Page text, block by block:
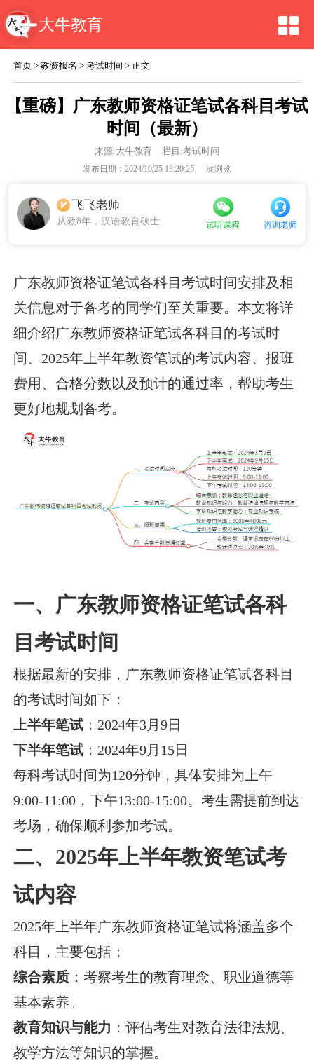
大牛教育
首页 >教资报名 >考试时间 > 正文
【重磅】广东教师资格证笔试各科目考试
时间（最新）
来源:大牛教育 栏目:考试时间
发布日期：2024/10/25 18:20:25 次浏览
飞飞老师
从教8年，汉语教育硕士 试听课程 咨询老师
广东教师资格证笔试各科目考试时间安排及相
关信息对于备考的同学们至关重要。本文将详
细介绍广东教师资格证笔试各科目的考试时
间、2025年上半年教资笔试的考试内容、报班
费用、合格分数以及预计的通过率，帮助考生
更好地规划备考。
一、广东教师资格证笔试各科
目考试时间
根据最新的安排，广东教师资格证笔试各科目
的考试时间如下：
上半年笔试 ：2024年3月9日
下半年笔试 ：2024年9月15日
每科考试时间为120分钟，具体安排为上午
9:00-11:00，下午13:00-15:00。考生需提前到达
考场，确保顺利参加考试。
二、2025年上半年教资笔试考
试内容
2025年上半年广东教师资格证笔试将涵盖多个
科目，主要包括：
综合素质 ：考察考生的教育理念、职业道德等
基本素养。
教育知识与能力 ：评估考生对教育法律法规、
教学方法等知识的掌握。